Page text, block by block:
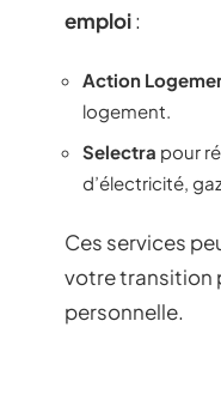
emploi:
Action
logement.
Selectra pour
d’électricité,
Ces services
votre transition
personnelle.